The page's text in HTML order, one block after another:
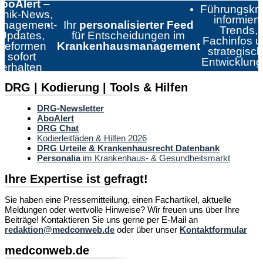
–
News,
sofort
erhalten
Ihr personalisierter Feed
für Entscheidungen im
Krankenhausmanagement
informiert:
Trends,
Fachinfos
DRG | Kodierung | Tools & Hilfen
DRG-Newsletter
AboAlert
DRG Chat
Kodierleitfäden & Hilfen 2026
DRG Urteile & Krankenhausrecht Datenbank
Personaliaim Krankenhaus- & Gesundheitsmarkt
Ihre Expertise ist gefragt!
Sie haben eine Pressemitteilung, einen Fachartikel, aktuelle
Meldungen oder wertvolle Hinweise? Wir freuen uns über Ihre
Beiträge! Kontaktieren Sie uns gerne per E-Mail an
redaktion@medconweb.de oder über unser Kontaktformular
medconweb.de